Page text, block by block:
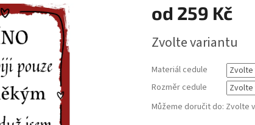
od 259 Kč
cena:
Zvolte variantu
Materiál cedule
Rozměr cedule
Můžeme doručit do: Zvolte